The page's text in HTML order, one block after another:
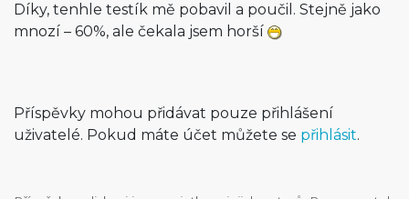
Díky, tenhle testík mě pobavil a poučil. Stejně jako
mnozí – 60%, ale čekala jsem horší
Příspěvky mohou přidávat pouze přihlášení
uživatelé. Pokud máte účet můžete se přihlásit.